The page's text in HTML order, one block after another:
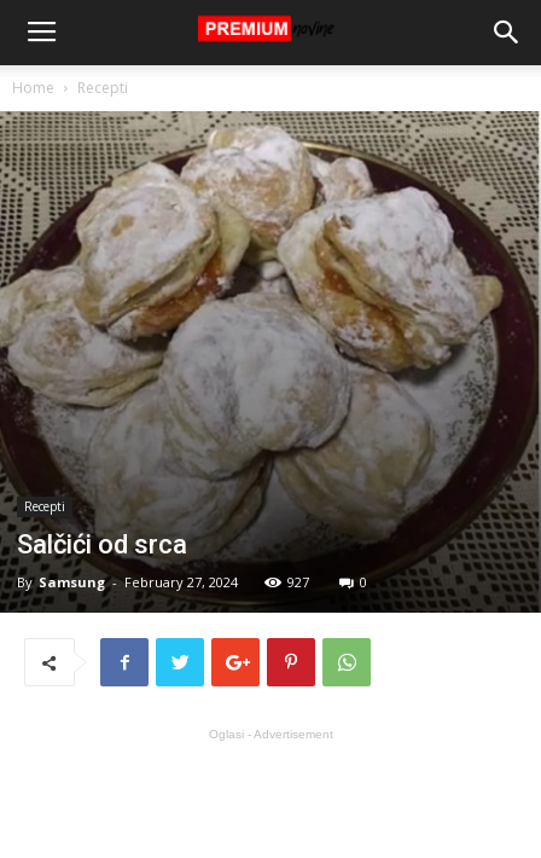
Home Recepti
Recepti
Salčići od srca
By Samsung - February 27, 2024 927 0
Oglasi - Advertisement